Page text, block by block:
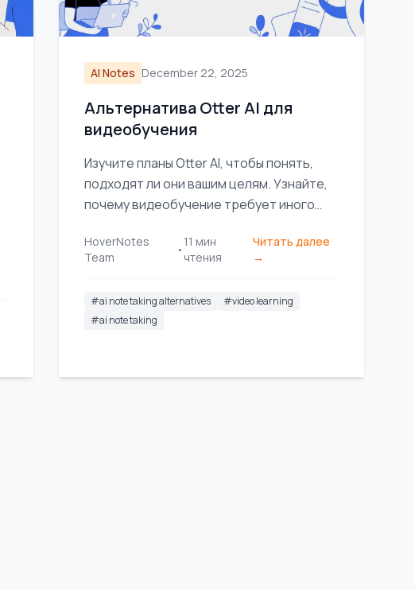
AI Notes December 22, 2025
Альтернатива Otter AI для
видеобучения
Изучите планы Otter AI, чтобы понять,
подходят ли они вашим целям. Узнайте,
почему видеобучение требует иного
альтернативы, созданные для
студентов.
HoverNotes
Team
•
11 мин
чтения
Читать далее
→
#ai note taking alternatives #video learning
#ai note taking